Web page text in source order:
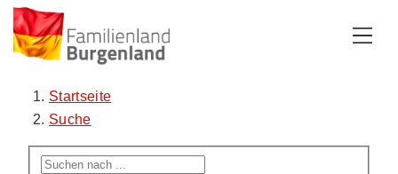
Startseite
Suche